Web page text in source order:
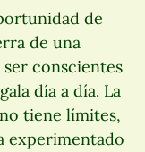
de
de una
ser conscientes
día a día. La
tiene límites,
experimentado